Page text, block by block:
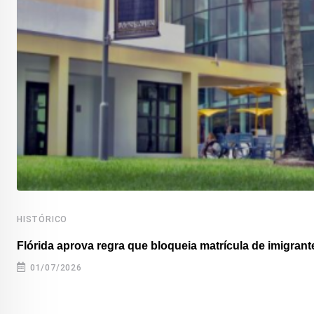
HISTÓRICO
Flórida aprova regra que bloqueia matrícula de
01/07/2026